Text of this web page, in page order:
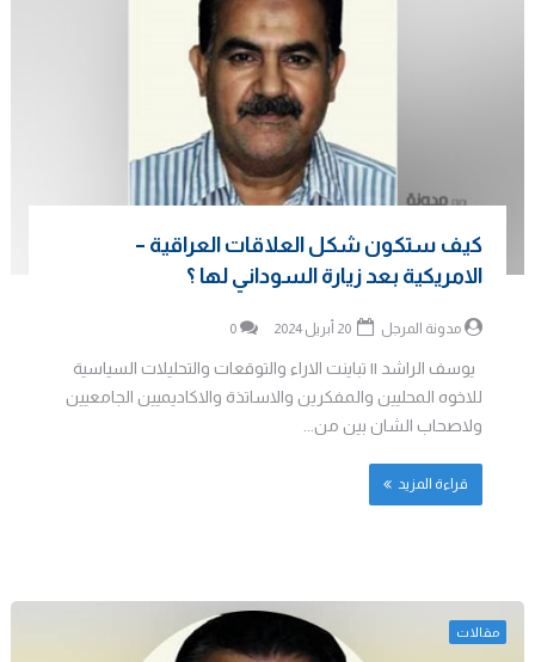
كيف ستكون شكل العلاقات العراقية –
الامريكية بعد زيارة السوداني لها ؟
مدونة المرجل 0
يوسف الراشد || تباينت الاراء والتوقعات والتحليلات السياسية
للاخوه المحليين والمفكرين والاساتذة والاكاديميين الجامعيين
ولاصحاب الشان بين من...
قراءة المزيد
مقالات